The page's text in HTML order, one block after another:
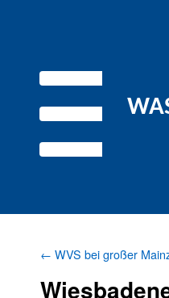
← WVS bei großer